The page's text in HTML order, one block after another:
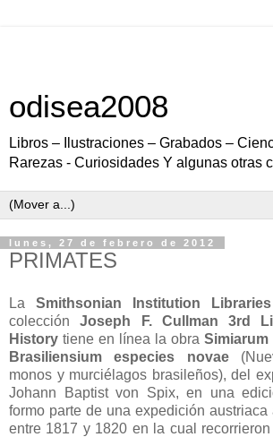
odisea2008
Libros – Ilustraciones – Grabados –
Rarezas - Curiosidades Y algunas otras
lunes, 27 de febrero de 2012
PRIMATES
La Smithsonian Institution Libraries
colecciónJoseph F. Cullman 3rd
History tiene en línea la obra Simiarum
Brasiliensium especies novae
monos y murciélagos brasileños), del
Johann Baptist von Spix, en una
formo parte de una expedición
entre 1817 y 1820 en la cual